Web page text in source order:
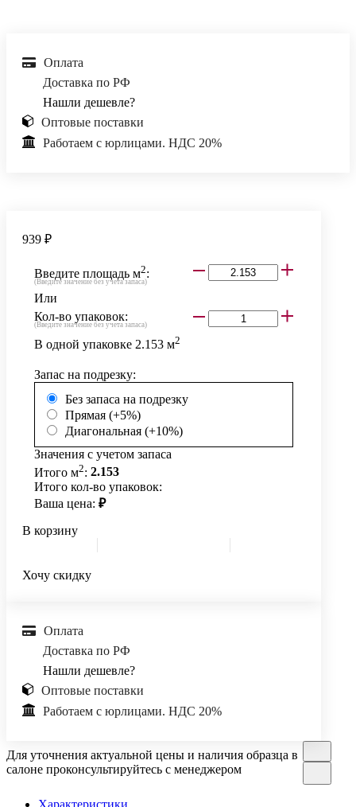
Оплата
Доставка по РФ
Нашли дешевле?
Оптовые поставки
Работаем с юрлицами. НДС 20%
939 ₽
Введите площадь м2:
(Введите значение без учета запаса)
Или
Кол-во упаковок:
(Введите значение без учета запаса)
В одной упаковке 2.153 м2
Запас на подрезку:
Без запаса на подрезку
Прямая (+5%)
Диагональная (+10%)
Значения с учетом запаса
Итого м2: 2.153
Итого кол-во упаковок:
Ваша цена: ₽
В корзину
Хочу скидку
Оплата
Доставка по РФ
Нашли дешевле?
Оптовые поставки
Работаем с юрлицами. НДС 20%
Для уточнения актуальной цены и наличия образца в
салоне проконсультируйтесь с менеджером
Характеристики